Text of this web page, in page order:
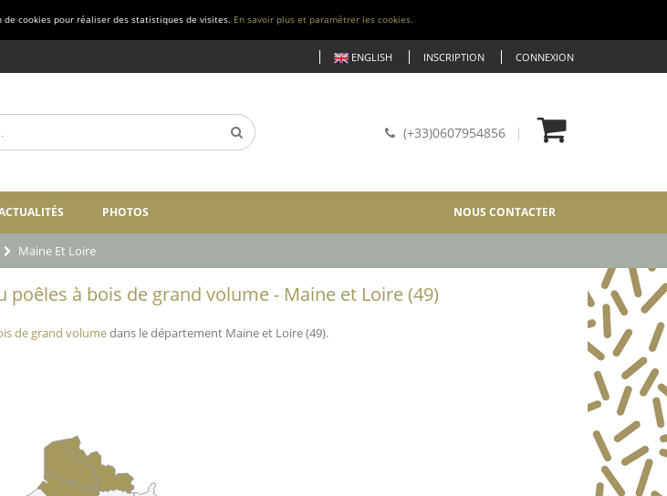
cookies pour réaliser des statistiques de visites. En savoir plus et paramétrer les cookies.
ENGLISH INSCRIPTION CONNEXION
(+33)0607954856
PHOTOS NOUS CONTACTER
Maine Et Loire
à bois de grand volume - Maine et Loire (49)
de grand volumedans le département Maine et Loire (49).